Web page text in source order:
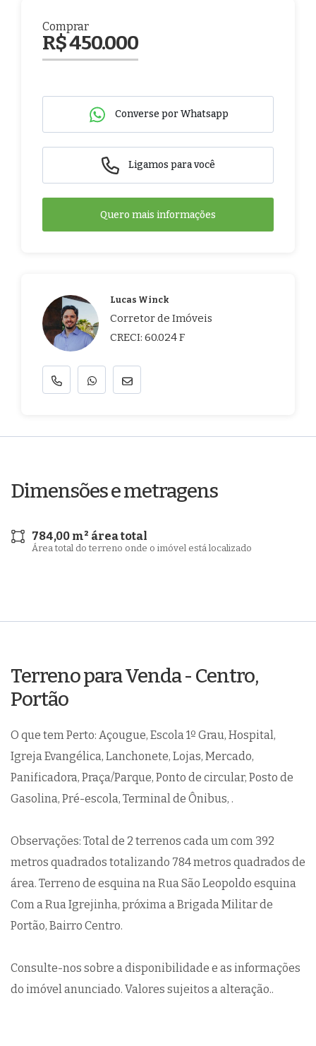
Comprar
R$ 450.000
Converse por Whatsapp
Ligamos para você
Quero mais informações
Lucas Winck
Corretor de Imóveis
CRECI: 60.024 F
Dimensões e metragens
784,00 m² área total
Área total do terreno onde o imóvel está localizado
Terreno para Venda - Centro,
Portão
O que tem Perto: Açougue, Escola 1º Grau, Hospital,
Igreja Evangélica, Lanchonete, Lojas, Mercado,
Panificadora, Praça/Parque, Ponto de circular, Posto de
Gasolina, Pré-escola, Terminal de Ônibus, .
Observações: Total de 2 terrenos cada um com 392
metros quadrados totalizando 784 metros quadrados de
área. Terreno de esquina na Rua São Leopoldo esquina
Com a Rua Igrejinha, próxima a Brigada Militar de
Portão, Bairro Centro.
Consulte-nos sobre a disponibilidade e as informações
do imóvel anunciado. Valores sujeitos a alteração..